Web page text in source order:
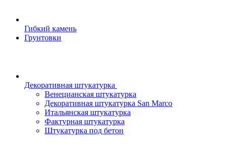
Гибкий камень
Грунтовки
Декоративная штукатурка
Венецианская штукатурка
Декоративная штукатурка San Marco
Итальянская штукатурка
Фактурная штукатурка
Штукатурка под бетон